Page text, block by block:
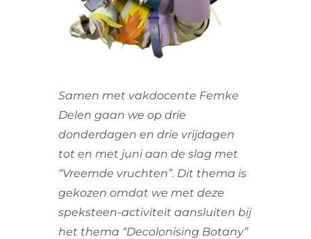
Samen met vakdocente Femke
Delen gaan we op drie
donderdagen en drie vrijdagen
tot en met juni aan de slag met
“Vreemde vruchten”. Dit thema is
gekozen omdat we met deze
speksteen-activiteit aansluiten bij
het thema “Decolonising Botany”